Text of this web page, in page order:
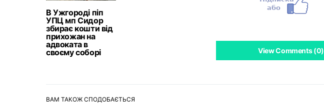
В Ужгороді піп
УПЦ мп Сидор
збирає кошти від
прихожан на
адвоката в
своєму соборі
View Comments (0)
ВАМ ТАКОЖ СПОДОБАЄТЬСЯ